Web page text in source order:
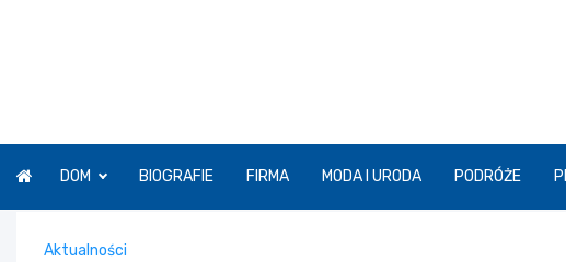
DOM BIOGRAFIE FIRMA MODA I URODA PODRÓŻE
Aktualności